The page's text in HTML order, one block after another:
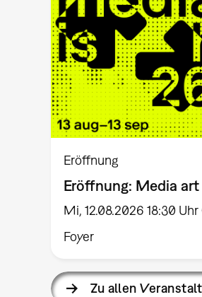
Eröffnung
Eröffnung: Media art
Mi, 12.08.2026 18:30 Uhr
Foyer
Zu allen